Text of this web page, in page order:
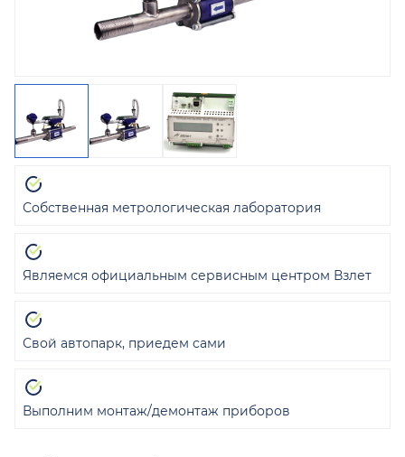
Собственная метрологическая лаборатория
Являемся официальным сервисным центром Взлет
Свой автопарк, приедем сами
Выполним монтаж/демонтаж приборов